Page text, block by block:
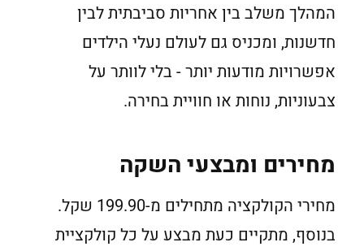
המהלך משלב בין אחריות סביבתית לבין
חדשנות, ומכניס גם לעולם נעלי הילדים
אפשרויות מודעות יותר - בלי לוותר על
צבעוניות, נוחות או חוויית בחירה.
מחירים ומבצעי השקה
מחירי הקולקציה מתחילים מ-199.90 שקל.
בנוסף, מתקיים כעת מבצע על כל קולקציית